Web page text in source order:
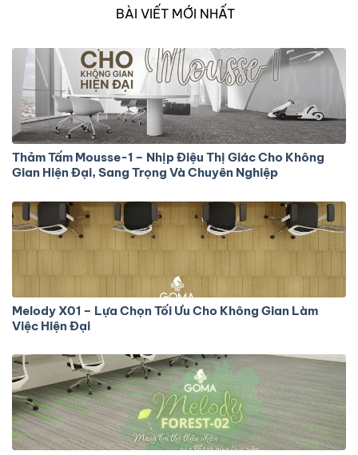
BÀI VIẾT MỚI NHẤT
Thảm Tấm Mousse-1 – Nhịp Điệu Thị Giác Cho Không
Gian Hiện Đại, Sang Trọng Và Chuyên Nghiệp
Melody X01 – Lựa Chọn Tối Ưu Cho Không Gian Làm
Việc Hiện Đại